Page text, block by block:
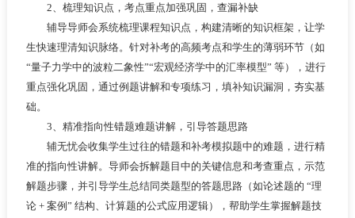
2、梳理知识点，考点重点加强巩固，查漏补缺
辅导导师会系统梳理课程知识点，构建清晰的知识框架，让学
生快速理清知识脉络。针对补考的高频考点和学生的薄弱环节（如
“量子力学中的波粒二象性”“宏观经济学中的汇率模型” 等），进行
重点强化巩固，通过例题讲解和专项练习，填补知识漏洞，夯实基
础。
3、精准指向性错题难题讲解，引导答题思路
辅无忧会收集学生过往的错题和补考模拟题中的难题，进行精
准的指向性讲解。导师会拆解题目中的关键信息和考查重点，示范
解题步骤，并引导学生总结同类题型的答题思路（如论述题的 “理
论 + 案例” 结构、计算题的公式应用逻辑），帮助学生掌握解题技